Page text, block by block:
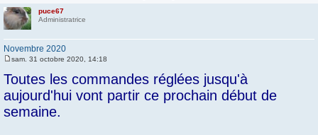
puce67
Administratrice
Novembre 2020
e
s
a
g
e
sam. 31 octobre 2020, 14:18
Toutes les commandes réglées jusqu'à
aujourd'hui vont partir ce prochain début de
semaine.